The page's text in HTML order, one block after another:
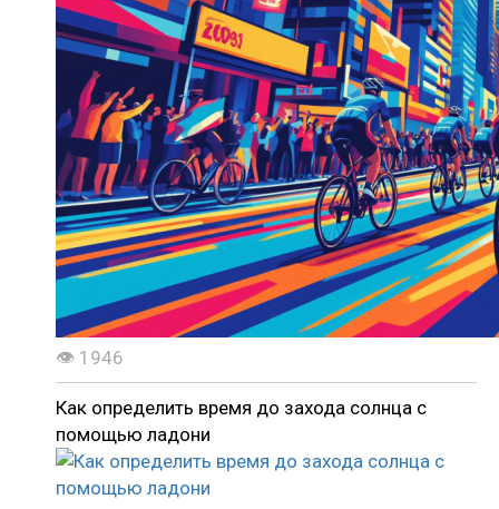
👁 1946
Как определить время до захода солнца с
помощью ладони